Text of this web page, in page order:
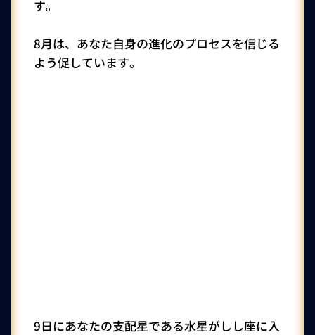
す。
8月は、あなた自身の進化のプロセスを信じる
よう促しています。
9日にあなたの支配星である水星がしし座に入